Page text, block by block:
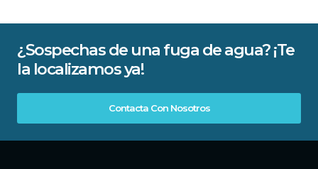
¿Sospechas de una fuga de agua? ¡Te
la localizamos ya!
Contacta Con Nosotros